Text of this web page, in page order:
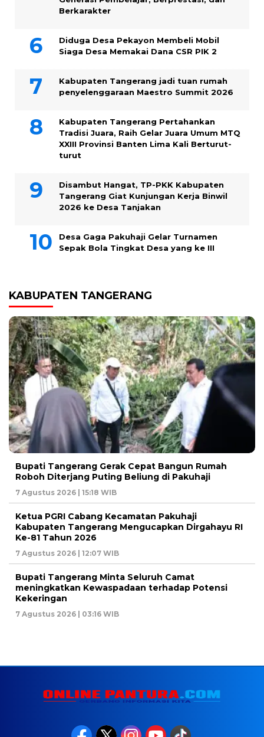
Berkarakter
Diduga Desa Pekayon Membeli Mobil
Siaga Desa Memakai Dana CSR PIK 2
Kabupaten Tangerang jadi tuan rumah
penyelenggaraan Maestro Summit 2026
Kabupaten Tangerang Pertahankan
Tradisi Juara, Raih Gelar Juara Umum MTQ
XXIII Provinsi Banten Lima Kali Berturut-
turut
Disambut Hangat, TP-PKK Kabupaten
Tangerang Giat Kunjungan Kerja Binwil
2026 ke Desa Tanjakan
Desa Gaga Pakuhaji Gelar Turnamen
Sepak Bola Tingkat Desa yang ke III
KABUPATEN TANGERANG
Bupati Tangerang Gerak Cepat Bangun Rumah
Roboh Diterjang Puting Beliung di Pakuhaji
7 Agustus 2026 | 15:18 WIB
Ketua PGRI Cabang Kecamatan Pakuhaji
Kabupaten Tangerang Mengucapkan Dirgahayu RI
Ke-81 Tahun 2026
7 Agustus 2026 | 12:07 WIB
Bupati Tangerang Minta Seluruh Camat
meningkatkan Kewaspadaan terhadap Potensi
Kekeringan
7 Agustus 2026 | 03:16 WIB